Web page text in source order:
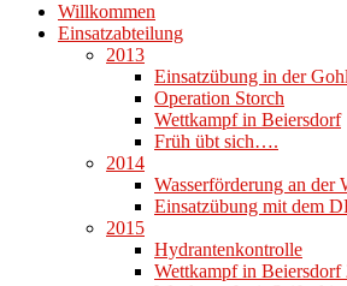
Willkommen
Einsatzabteilung
2013
Einsatzübung in der
Operation Storch
Wettkampf in Beiersdorf
Früh übt sich….
2014
Wasserförderung an der
Einsatzübung mit dem
2015
Hydrantenkontrolle
Wettkampf in Beiersdorf